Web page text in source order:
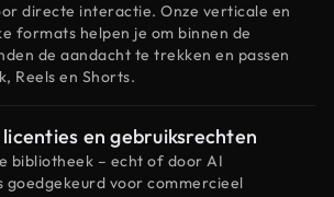
directe interactie. Onze verticale en
formats helpen je om binnen de
de aandacht te trekken en passen
Reels en Shorts.
en gebruiksrechten
bibliotheek – echt of door AI
goedgekeurd voor commercieel